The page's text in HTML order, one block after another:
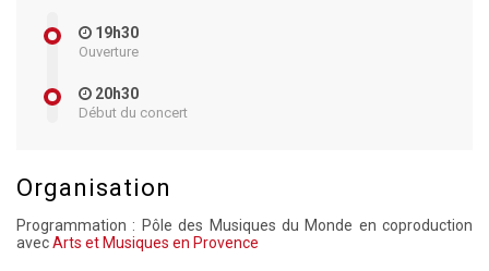
19h30
Ouverture
20h30
Début du concert
Organisation
Programmation : Pôle des Musiques du Monde en coproduction
avecArts et Musiques en Provence